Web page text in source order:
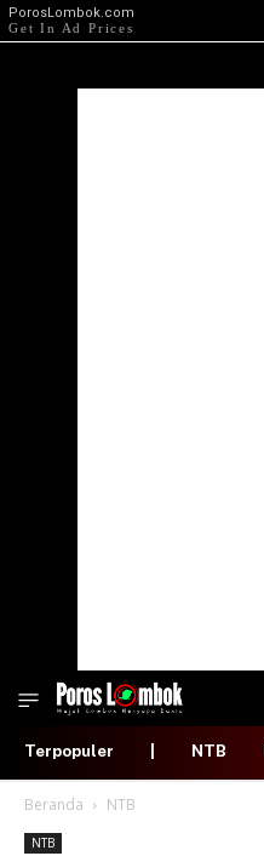
PorosLombok.com
Get In Ad Prices
Terpopuler NTB
Beranda NTB
NTB